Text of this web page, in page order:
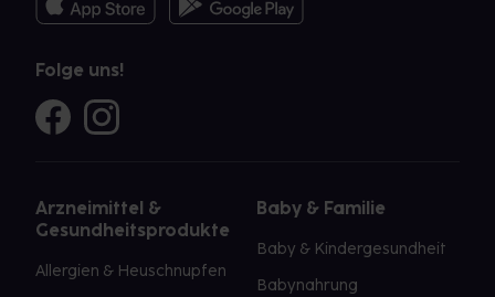
Folge uns!
Arzneimittel &
Gesundheitsprodukte
Allergien & Heuschnupfen
Baby & Familie
Baby & Kindergesundheit
Babynahrung